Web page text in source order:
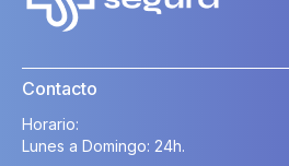
Contacto
Horario:
Lunes a Domingo: 24h.